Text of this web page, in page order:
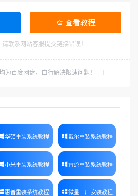
查看教程
联系网站客服提交链接错误！
为百度网盘，自行解决限速问题！
华硕重装系统教程 戴尔重装系统教程
小米重装系统教程 雷蛇重装系统教程
惠普重装系统教程 微星工厂安装教程